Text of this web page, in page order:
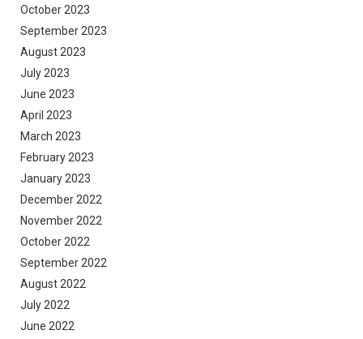
October 2023
September 2023
August 2023
July 2023
June 2023
April 2023
March 2023
February 2023
January 2023
December 2022
November 2022
October 2022
September 2022
August 2022
July 2022
June 2022